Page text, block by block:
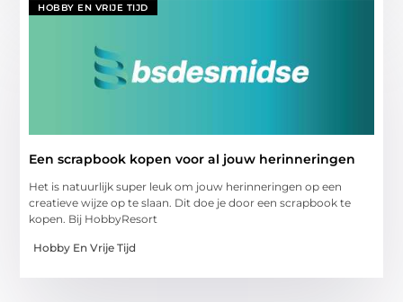
HOBBY EN VRIJE TIJD
Een scrapbook kopen voor al jouw herinneringen
Het is natuurlijk super leuk om jouw herinneringen op een
creatieve wijze op te slaan. Dit doe je door een scrapbook te
kopen. Bij HobbyResort
Hobby En Vrije Tijd